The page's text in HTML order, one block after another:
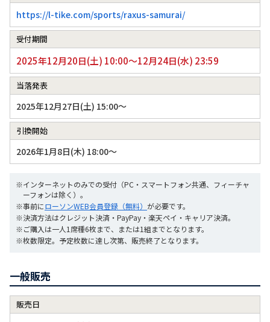
https://l-tike.com/sports/raxus-samurai/
受付期間
2025年12月20日(土) 10:00～12月24日(水) 23:59
当落発表
2025年12月27日(土) 15:00～
引換開始
2026年1月8日(木) 18:00～
※インターネットのみでの受付（PC・スマートフォン共通、フィーチャ
ーフォンは除く）。
※事前にローソンWEB会員登録（無料） が必要です。
※決済方法はクレジット決済・PayPay・楽天ペイ・キャリア決済。
※ご購入は一人1席種6枚まで、または1組までとなります。
※枚数限定。予定枚数に達し次第、販売終了となります。
一般販売
販売日